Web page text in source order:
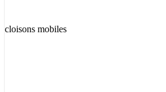
cloisons mobiles